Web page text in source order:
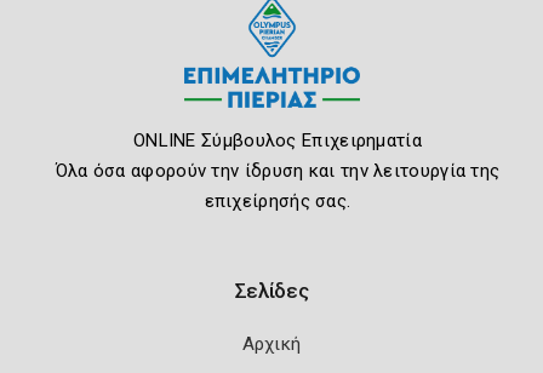
ONLINE Σύμβουλος Επιχειρηματία
Όλα όσα αφορούν την ίδρυση και την λειτουργία της
επιχείρησής σας.
Σελίδες
Αρχική